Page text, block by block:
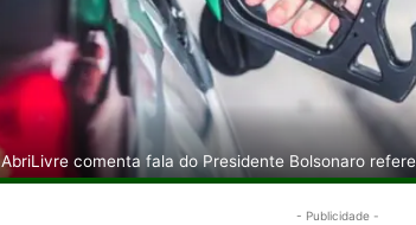
AbriLivre comenta fala do Presidente Bolsonaro
- Publicidade -